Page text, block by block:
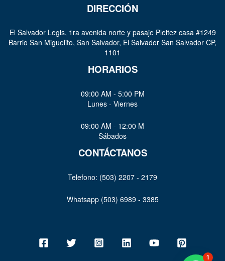
DIRECCIÓN
El Salvador Legis, 1ra avenida norte y pasaje Pleitez casa #1249
Barrio San Miguelito, San Salvador, El Salvador San Salvador CP,
1101
HORARIOS
09:00 AM - 5:00 PM
Lunes - Viernes
09:00 AM - 12:00 M
Sábados
CONTÁCTANOS
Telefono: (503) 2207 - 2179
Whatsapp (503) 6989 - 3385
1